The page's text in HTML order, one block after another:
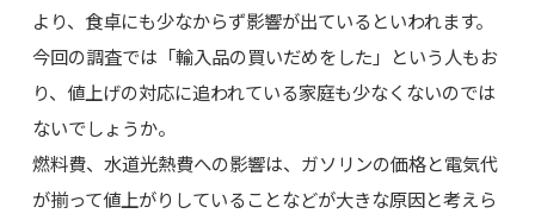
より、食卓にも少なからず影響が出ているといわれます。
今回の調査では「輸入品の買いだめをした」という人もお
り、値上げの対応に追われている家庭も少なくないのでは
ないでしょうか。
燃料費、水道光熱費への影響は、ガソリンの価格と電気代
が揃って値上がりしていることなどが大きな原因と考えら